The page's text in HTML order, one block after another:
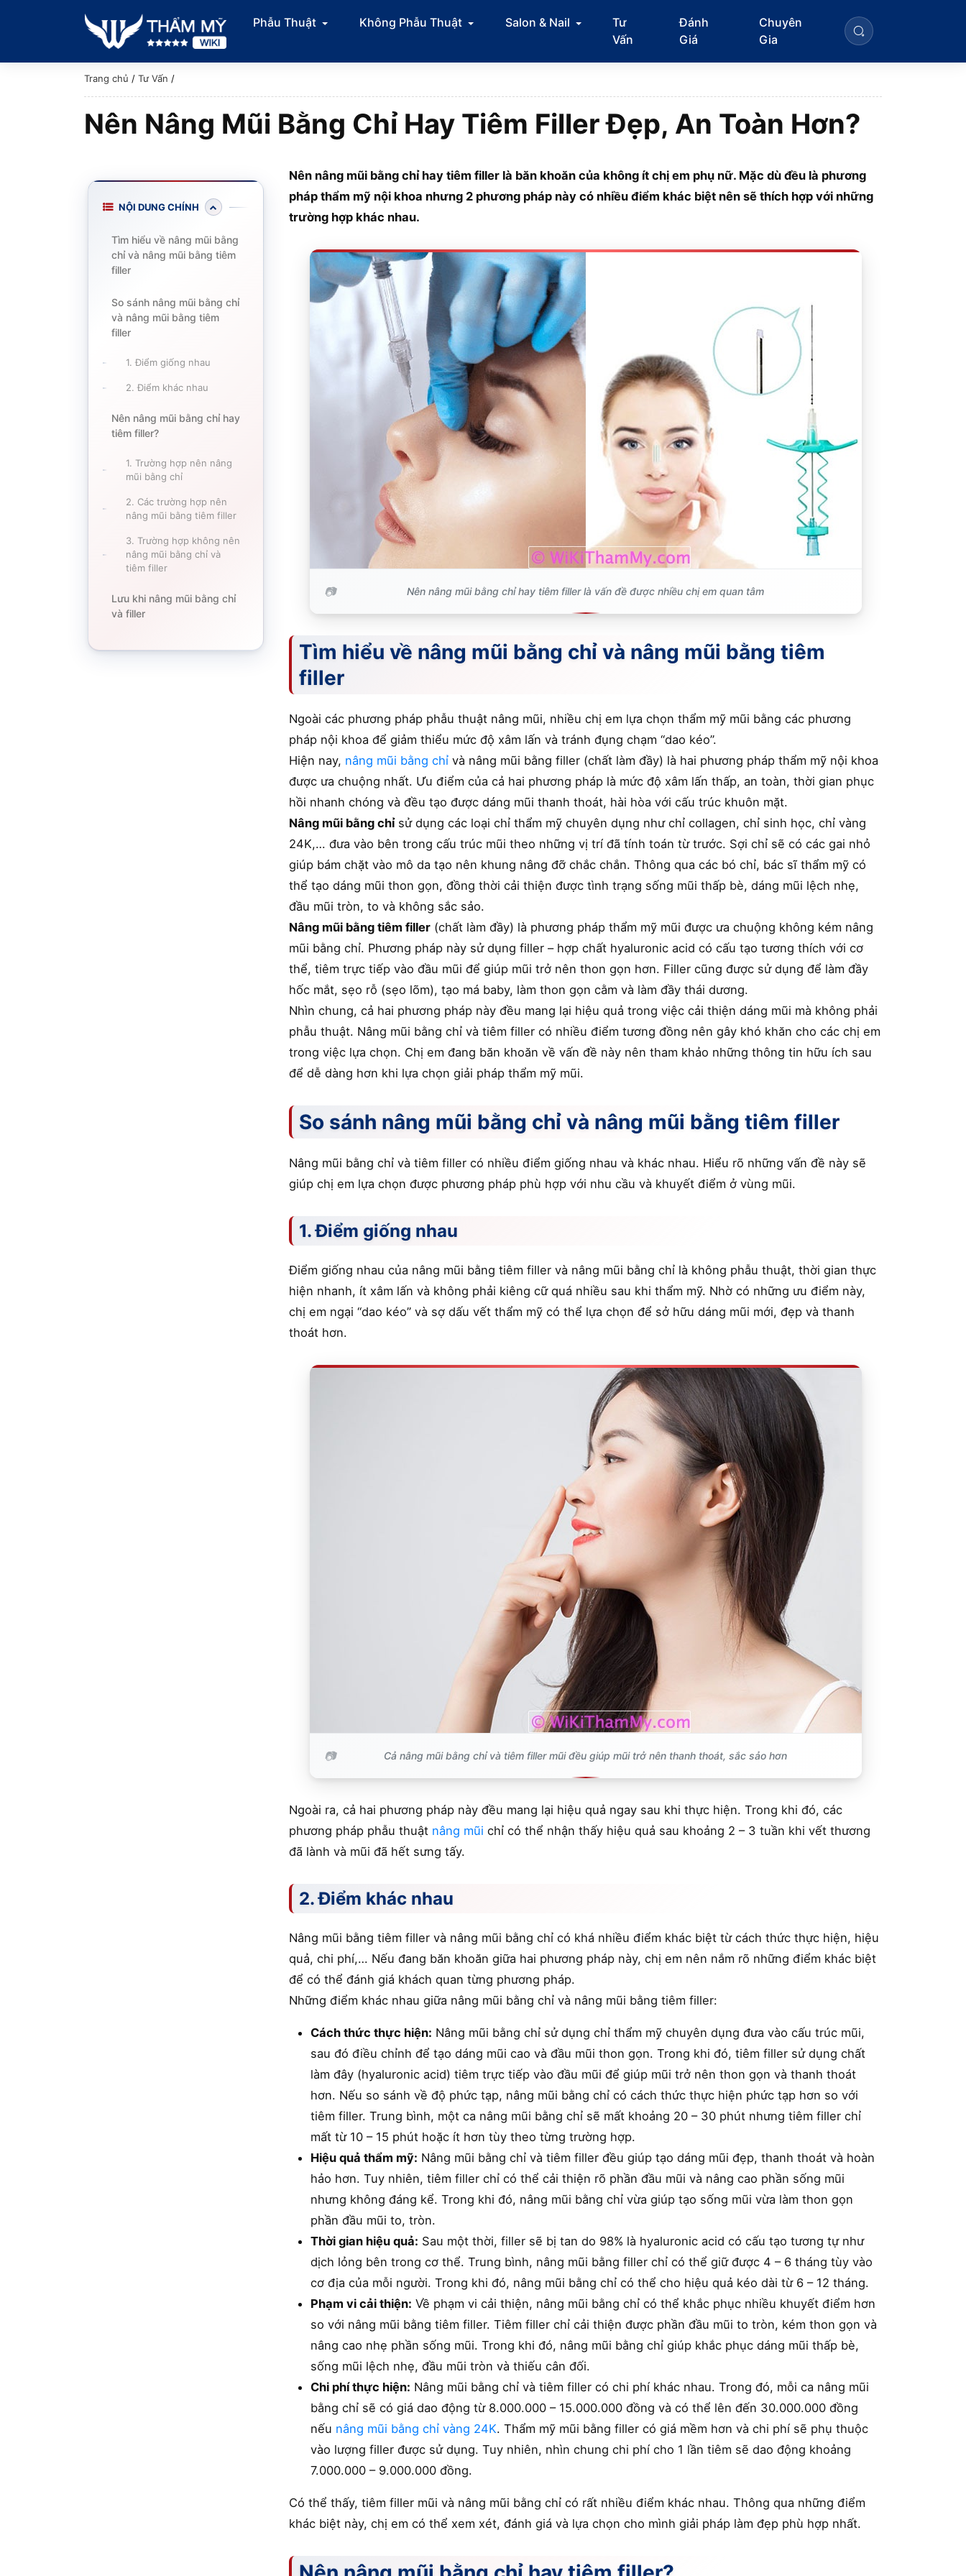
Phẫu Thuật Không Phẫu Thuật Salon & Nail
Tư
Vấn
Đánh
Giá
Chuyên
Gia
Trang chủ / Tư Vấn /
Nên Nâng Mũi Bằng Chỉ Hay Tiêm Filler Đẹp, An Toàn Hơn?
NỘI DUNG CHÍNH
Tìm hiểu về nâng mũi bằng
chỉ và nâng mũi bằng tiêm
filler
So sánh nâng mũi bằng chỉ
và nâng mũi bằng tiêm
filler
1. Điểm giống nhau
2. Điểm khác nhau
Nên nâng mũi bằng chỉ hay
tiêm filler?
1. Trường hợp nên nâng
mũi bằng chỉ
2. Các trường hợp nên
nâng mũi bằng tiêm filler
3. Trường hợp không nên
nâng mũi bằng chỉ và
tiêm filler
Lưu khi nâng mũi bằng chỉ
và filler
Nên nâng mũi bằng chỉ hay tiêm filler là băn khoăn của không ít chị em phụ nữ. Mặc dù đều là phương
pháp thẩm mỹ nội khoa nhưng 2 phương pháp này có nhiều điểm khác biệt nên sẽ thích hợp với những
trường hợp khác nhau.
Nên nâng mũi bằng chỉ hay tiêm filler là vấn đề được nhiều chị em quan tâm
Tìm hiểu về nâng mũi bằng chỉ và nâng mũi bằng tiêm
filler
Ngoài các phương pháp phẫu thuật nâng mũi, nhiều chị em lựa chọn thẩm mỹ mũi bằng các phương
pháp nội khoa để giảm thiểu mức độ xâm lấn và tránh đụng chạm “dao kéo”.
Hiện nay, nâng mũi bằng chỉ và nâng mũi bằng filler (chất làm đầy) là hai phương pháp thẩm mỹ nội khoa
được ưa chuộng nhất. Ưu điểm của cả hai phương pháp là mức độ xâm lấn thấp, an toàn, thời gian phục
hồi nhanh chóng và đều tạo được dáng mũi thanh thoát, hài hòa với cấu trúc khuôn mặt.
Nâng mũi bằng chỉsử dụng các loại chỉ thẩm mỹ chuyên dụng như chỉ collagen, chỉ sinh học, chỉ vàng
24K,… đưa vào bên trong cấu trúc mũi theo những vị trí đã tính toán từ trước. Sợi chỉ sẽ có các gai nhỏ
giúp bám chặt vào mô da tạo nên khung nâng đỡ chắc chắn. Thông qua các bó chỉ, bác sĩ thẩm mỹ có
thể tạo dáng mũi thon gọn, đồng thời cải thiện được tình trạng sống mũi thấp bè, dáng mũi lệch nhẹ,
đầu mũi tròn, to và không sắc sảo.
Nâng mũi bằng tiêm filler (chất làm đầy) là phương pháp thẩm mỹ mũi được ưa chuộng không kém nâng
mũi bằng chỉ. Phương pháp này sử dụng filler – hợp chất hyaluronic acid có cấu tạo tương thích với cơ
thể, tiêm trực tiếp vào đầu mũi để giúp mũi trở nên thon gọn hơn. Filler cũng được sử dụng để làm đầy
hốc mắt, sẹo rỗ (sẹo lõm), tạo má baby, làm thon gọn cằm và làm đầy thái dương.
Nhìn chung, cả hai phương pháp này đều mang lại hiệu quả trong việc cải thiện dáng mũi mà không phải
phẫu thuật. Nâng mũi bằng chỉ và tiêm filler có nhiều điểm tương đồng nên gây khó khăn cho các chị em
trong việc lựa chọn. Chị em đang băn khoăn về vấn đề này nên tham khảo những thông tin hữu ích sau
để dễ dàng hơn khi lựa chọn giải pháp thẩm mỹ mũi.
So sánh nâng mũi bằng chỉ và nâng mũi bằng tiêm filler
Nâng mũi bằng chỉ và tiêm filler có nhiều điểm giống nhau và khác nhau. Hiểu rõ những vấn đề này sẽ
giúp chị em lựa chọn được phương pháp phù hợp với nhu cầu và khuyết điểm ở vùng mũi.
1. Điểm giống nhau
Điểm giống nhau của nâng mũi bằng tiêm filler và nâng mũi bằng chỉ là không phẫu thuật, thời gian thực
hiện nhanh, ít xâm lấn và không phải kiêng cữ quá nhiều sau khi thẩm mỹ. Nhờ có những ưu điểm này,
chị em ngại “dao kéo” và sợ dấu vết thẩm mỹ có thể lựa chọn để sở hữu dáng mũi mới, đẹp và thanh
thoát hơn.
Cả nâng mũi bằng chỉ và tiêm filler mũi đều giúp mũi trở nên thanh thoát, sắc sảo hơn
Ngoài ra, cả hai phương pháp này đều mang lại hiệu quả ngay sau khi thực hiện. Trong khi đó, các
phương pháp phẫu thuật nâng mũi chỉ có thể nhận thấy hiệu quả sau khoảng 2 – 3 tuần khi vết thương
đã lành và mũi đã hết sưng tấy.
2. Điểm khác nhau
Nâng mũi bằng tiêm filler và nâng mũi bằng chỉ có khá nhiều điểm khác biệt từ cách thức thực hiện, hiệu
quả, chi phí,… Nếu đang băn khoăn giữa hai phương pháp này, chị em nên nắm rõ những điểm khác biệt
để có thể đánh giá khách quan từng phương pháp.
Những điểm khác nhau giữa nâng mũi bằng chỉ và nâng mũi bằng tiêm filler:
Cách thức thực hiện: Nâng mũi bằng chỉ sử dụng chỉ thẩm mỹ chuyên dụng đưa vào cấu trúc mũi,
sau đó điều chỉnh để tạo dáng mũi cao và đầu mũi thon gọn. Trong khi đó, tiêm filler sử dụng chất
làm đây (hyaluronic acid) tiêm trực tiếp vào đầu mũi để giúp mũi trở nên thon gọn và thanh thoát
hơn. Nếu so sánh về độ phức tạp, nâng mũi bằng chỉ có cách thức thực hiện phức tạp hơn so với
tiêm filler. Trung bình, một ca nâng mũi bằng chỉ sẽ mất khoảng 20 – 30 phút nhưng tiêm filler chỉ
mất từ 10 – 15 phút hoặc ít hơn tùy theo từng trường hợp.
Hiệu quả thẩm mỹ: Nâng mũi bằng chỉ và tiêm filler đều giúp tạo dáng mũi đẹp, thanh thoát và hoàn
hảo hơn. Tuy nhiên, tiêm filler chỉ có thể cải thiện rõ phần đầu mũi và nâng cao phần sống mũi
nhưng không đáng kể. Trong khi đó, nâng mũi bằng chỉ vừa giúp tạo sống mũi vừa làm thon gọn
phần đầu mũi to, tròn.
Thời gian hiệu quả: Sau một thời, filler sẽ bị tan do 98% là hyaluronic acid có cấu tạo tương tự như
dịch lỏng bên trong cơ thể. Trung bình, nâng mũi bằng filler chỉ có thể giữ được 4 – 6 tháng tùy vào
cơ địa của mỗi người. Trong khi đó, nâng mũi bằng chỉ có thể cho hiệu quả kéo dài từ 6 – 12 tháng.
Phạm vi cải thiện: Về phạm vi cải thiện, nâng mũi bằng chỉ có thể khắc phục nhiều khuyết điểm hơn
so với nâng mũi bằng tiêm filler. Tiêm filler chỉ cải thiện được phần đầu mũi to tròn, kém thon gọn và
nâng cao nhẹ phần sống mũi. Trong khi đó, nâng mũi bằng chỉ giúp khắc phục dáng mũi thấp bè,
sống mũi lệch nhẹ, đầu mũi tròn và thiếu cân đối.
Chi phí thực hiện: Nâng mũi bằng chỉ và tiêm filler có chi phí khác nhau. Trong đó, mỗi ca nâng mũi
bằng chỉ sẽ có giá dao động từ 8.000.000 – 15.000.000 đồng và có thể lên đến 30.000.000 đồng
nếu nâng mũi bằng chỉ vàng 24K. Thẩm mỹ mũi bằng filler có giá mềm hơn và chi phí sẽ phụ thuộc
vào lượng filler được sử dụng. Tuy nhiên, nhìn chung chi phí cho 1 lần tiêm sẽ dao động khoảng
7.000.000 – 9.000.000 đồng.
Có thể thấy, tiêm filler mũi và nâng mũi bằng chỉ có rất nhiều điểm khác nhau. Thông qua những điểm
khác biệt này, chị em có thể xem xét, đánh giá và lựa chọn cho mình giải pháp làm đẹp phù hợp nhất.